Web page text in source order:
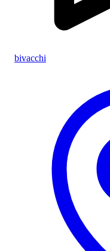
bivacchi